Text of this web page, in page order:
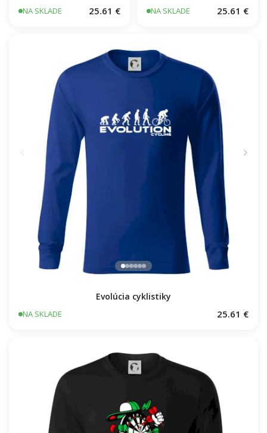
NA SKLADE 25.61 € NA SKLADE 25.61 €
Evolúcia cyklistiky
NA SKLADE 25.61 €